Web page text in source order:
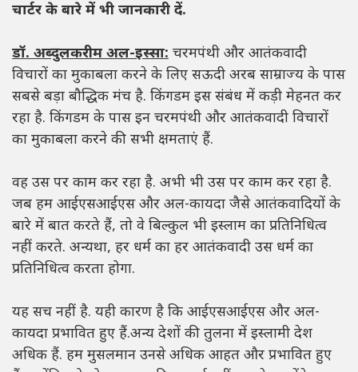
चार्टर के बारे में भी जानकारी दें.
डॉ. अब्दुलकरीम अल-इस्सा: चरमपंथी और आतंकवादी
विचारों का मुकाबला करने के लिए सऊदी अरब साम्राज्य के पास
सबसे बड़ा बौद्धिक मंच है. किंगडम इस संबंध में कड़ी मेहनत कर
रहा है. किंगडम के पास इन चरमपंथी और आतंकवादी विचारों
का मुकाबला करने की सभी क्षमताएं हैं.
वह उस पर काम कर रहा है. अभी भी उस पर काम कर रहा है.
जब हम आईएसआईएस और अल-कायदा जैसे आतंकवादियों के
बारे में बात करते हैं, तो वे बिल्कुल भी इस्लाम का प्रतिनिधित्व
नहीं करते. अन्यथा, हर धर्म का हर आतंकवादी उस धर्म का
प्रतिनिधित्व करता होगा.
यह सच नहीं है. यही कारण है कि आईएसआईएस और अल-
कायदा प्रभावित हुए हैं.अन्य देशों की तुलना में इस्लामी देश
अधिक हैं. हम मुसलमान उनसे अधिक आहत और प्रभावित हुए